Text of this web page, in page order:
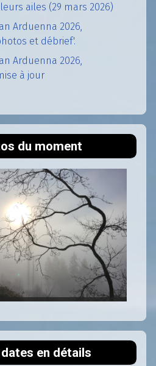
ailes (29 mars 2026)
Arduenna 2026,
et débrief'.
Arduenna 2026,
à jour
du moment
en détails